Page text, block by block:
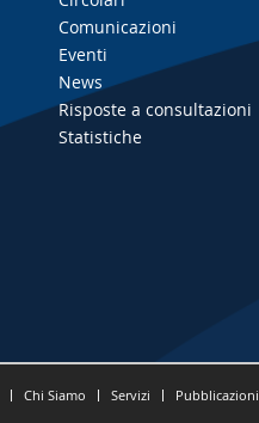
Comunicazioni
Eventi
News
Risposte a consultazioni
Statistiche
Chi Siamo Servizi Pubblicazioni